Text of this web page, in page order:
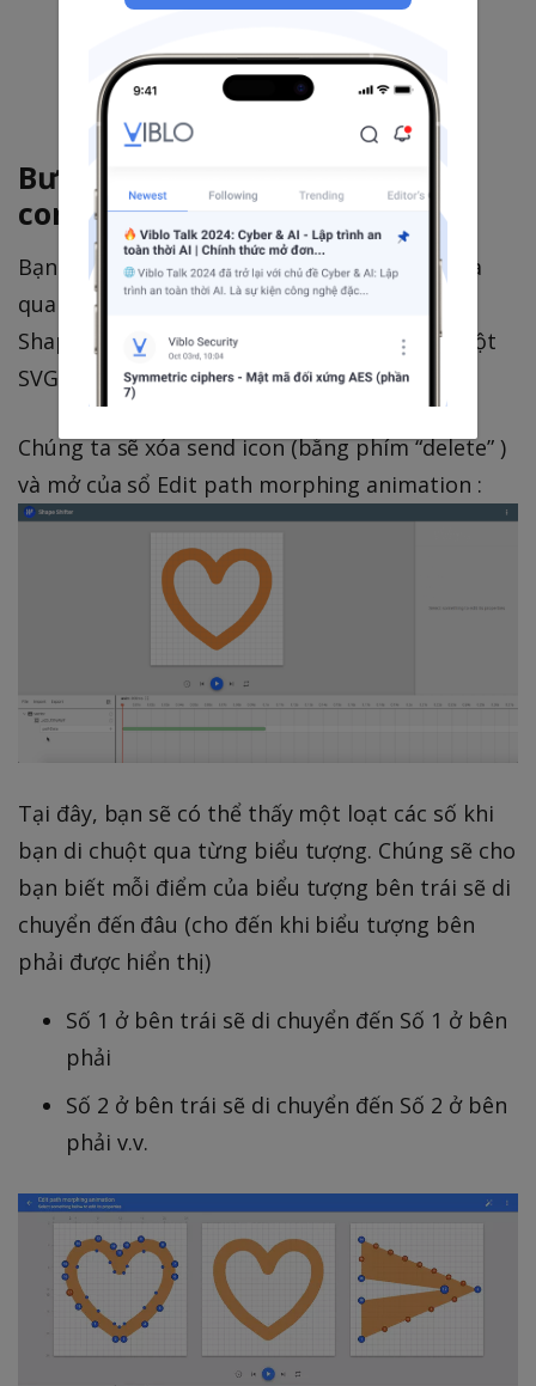
Bước 4: Make the SVGs
compatible
Bạn có thể đoán rằng cây đũa thần màu đỏ là
quan trọng. Thật vậy: chỉ cần nhấn nó và
ShapeShifter sẽ chuyển đổi toValue thành một
SVG tương thích với fromValue.
Chúng ta sẽ xóa send icon (bằng phím “delete” )
và mở của sổ Edit path morphing animation :
Tại đây, bạn sẽ có thể thấy một loạt các số khi
bạn di chuột qua từng biểu tượng. Chúng sẽ cho
bạn biết mỗi điểm của biểu tượng bên trái sẽ di
chuyển đến đâu (cho đến khi biểu tượng bên
phải được hiển thị)
Số 1 ở bên trái sẽ di chuyển đến Số 1 ở bên
phải
Số 2 ở bên trái sẽ di chuyển đến Số 2 ở bên
phải v.v.